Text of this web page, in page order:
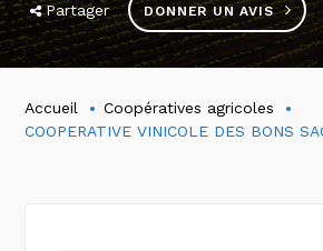
Partager DONNER UN AVIS
Accueil
Coopératives agricoles
COOPERATIVE VINICOLE DES BONS